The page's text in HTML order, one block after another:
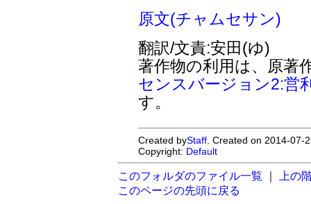
原文(チャムセサン)
翻訳/文責:安田(ゆ)
著作物の利用は、原著
センスバージョン2:営
す。
Created byStaff . Created on 2014-
Copyright: Default
このフォルダのファイル一覧
上の
このページの先頭に戻る